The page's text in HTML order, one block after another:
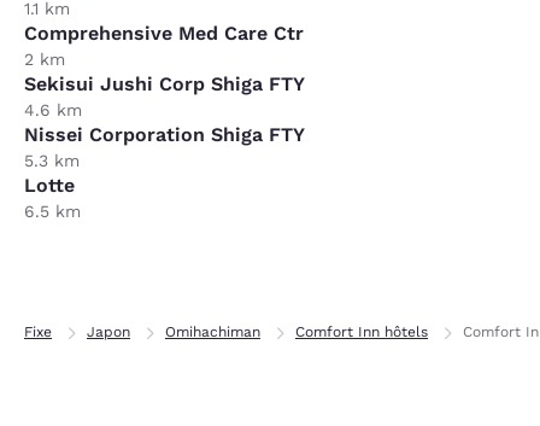
1.1 km
Comprehensive Med Care Ctr
2 km
Sekisui Jushi Corp Shiga FTY
4.6 km
Nissei Corporation Shiga FTY
5.3 km
Lotte
6.5 km
Fixe Japon Omihachiman Comfort Inn hôtels Comfort